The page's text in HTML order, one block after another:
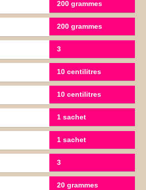
200 grammes
200 grammes
3
10 centilitres
10 centilitres
1 sachet
1 sachet
3
20 grammes